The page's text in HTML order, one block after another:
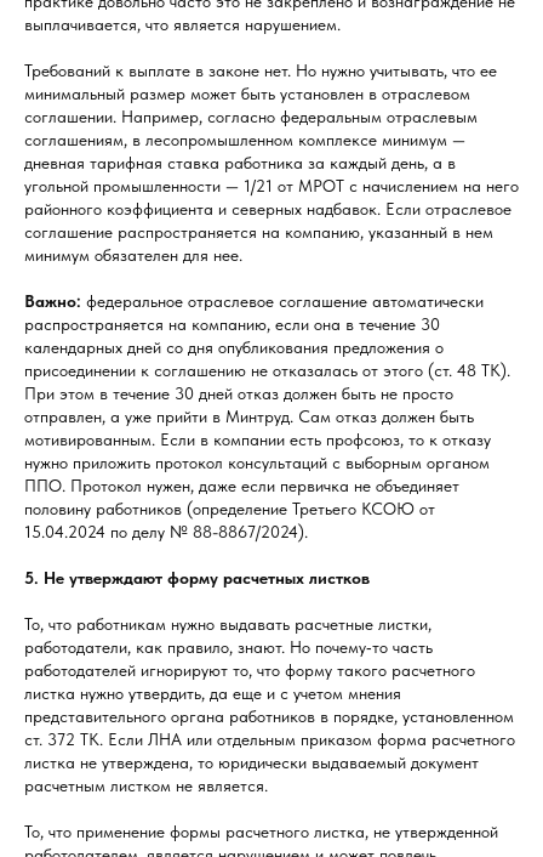
выплачивается, что является нарушением.
Требований к выплате в законе нет. Но нужно учитывать, что ее
минимальный размер может быть установлен в отраслевом
соглашении. Например, согласно федеральным отраслевым
соглашениям, в лесопромышленном комплексе минимум —
дневная тарифная ставка работника за каждый день, а в
угольной промышленности — 1/21 от МРОТ с начислением на него
районного коэффициента и северных надбавок. Если отраслевое
соглашение распространяется на компанию, указанный в нем
минимум обязателен для нее.
Важно: федеральное отраслевое соглашение автоматически
распространяется на компанию, если она в течение 30
календарных дней со дня опубликования предложения о
присоединении к соглашению не отказалась от этого (ст. 48 ТК).
При этом в течение 30 дней отказ должен быть не просто
отправлен, а уже прийти в Минтруд. Сам отказ должен быть
мотивированным. Если в компании есть профсоюз, то к отказу
нужно приложить протокол консультаций с выборным органом
ППО. Протокол нужен, даже если первичка не объединяет
половину работников (определение Третьего КСОЮ от
15.04.2024 по делу № 88-8867/2024).
5. Не утверждают форму расчетных листков
То, что работникам нужно выдавать расчетные листки,
работодатели, как правило, знают. Но почему‑то часть
работодателей игнорируют то, что форму такого расчетного
листка нужно утвердить, да еще и с учетом мнения
представительного органа работников в порядке, установленном
ст. 372 ТК. Если ЛНА или отдельным приказом форма расчетного
листка не утверждена, то юридически выдаваемый документ
расчетным листком не является.
То, что применение формы расчетного листка, не утвержденной